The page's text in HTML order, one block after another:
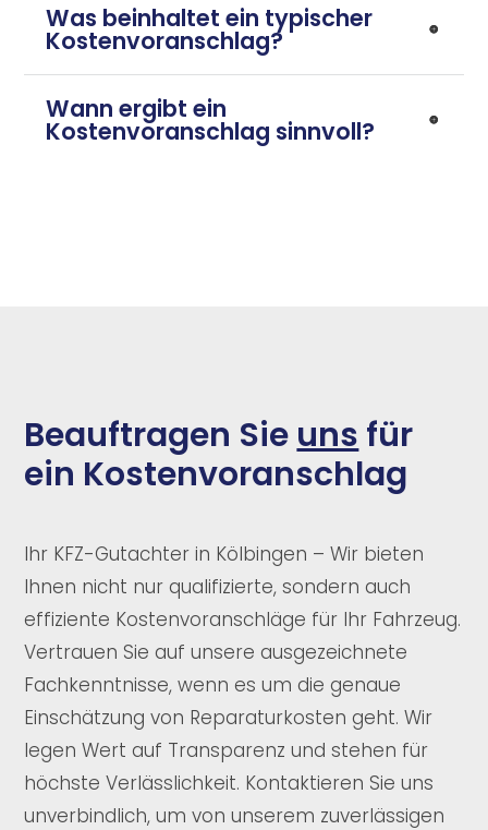
Was beinhaltet ein typischer
Kostenvoranschlag?
Wann ergibt ein
Kostenvoranschlag sinnvoll?
Beauftragen Sie uns für
ein Kostenvoranschlag
Ihr KFZ-Gutachter in Kölbingen – Wir bieten
Ihnen nicht nur qualifizierte, sondern auch
effiziente Kostenvoranschläge für Ihr Fahrzeug.
Vertrauen Sie auf unsere ausgezeichnete
Fachkenntnisse, wenn es um die genaue
Einschätzung von Reparaturkosten geht. Wir
legen Wert auf Transparenz und stehen für
höchste Verlässlichkeit. Kontaktieren Sie uns
unverbindlich, um von unserem zuverlässigen